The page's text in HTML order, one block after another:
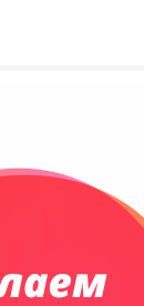
ежедневники
недатированные
книжки
и ноутбуков